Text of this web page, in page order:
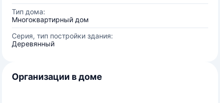
Тип дома:
Многоквартирный дом
Серия, тип постройки здания:
Деревянный
Организации в доме